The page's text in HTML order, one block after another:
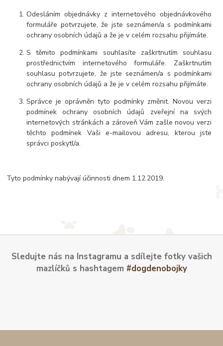
Odesláním objednávky z internetového objednávkového
formuláře potvrzujete, že jste seznámen/a s podmínkami
ochrany osobních údajů a že je v celém rozsahu přijímáte.
S těmito podmínkami souhlasíte zaškrtnutím souhlasu
prostřednictvím internetového formuláře. Zaškrtnutím
souhlasu potvrzujete, že jste seznámen/a s podmínkami
ochrany osobních údajů a že je v celém rozsahu přijímáte.
Správce je oprávněn tyto podmínky změnit. Novou verzi
podmínek ochrany osobních údajů zveřejní na svých
internetových stránkách a zároveň Vám zašle novou verzi
těchto podmínek Vaši e-mailovou adresu, kterou jste
správci poskytl/a.
Tyto podmínky nabývají účinnosti dnem 1.12.2019.
Sledujte nás na Instagramu a sdílejte fotky vašich
mazlíčků s hashtagem #dogdenobojky